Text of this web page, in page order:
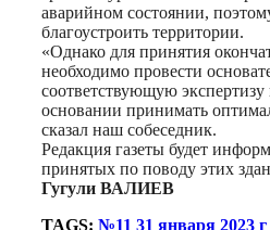
аварийном состоянии,
благоустроить территории.
«Однако для принятия
необходимо провести
соответствующую экспертизу
основании принимать
сказал наш собеседник.
Редакция газеты будет
принятых по поводу этих
Гугули ВАЛИЕВ
TAGS: №11 31 января 2023 г